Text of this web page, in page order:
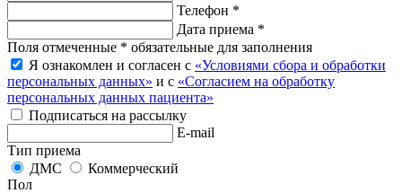
Телефон *
Дата приема *
Поля отмеченные * обязательные для заполнения
Я ознакомлен и согласен с «Условиями сбора и обработки
персональных данных» и с «Согласием на обработку
персональных данных пациента»
Подписаться на рассылку
E-mail
Тип приема
ДМС
Коммерческий
Пол